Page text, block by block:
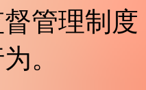
管理制
。